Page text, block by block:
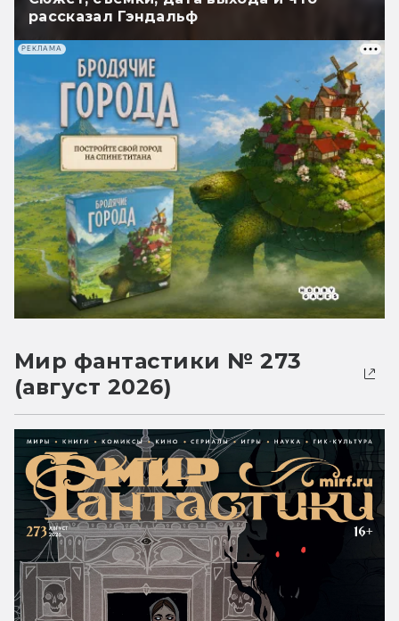
рассказал Гэндальф
РЕКЛАМА
Мир фантастики № 273
(август 2026)